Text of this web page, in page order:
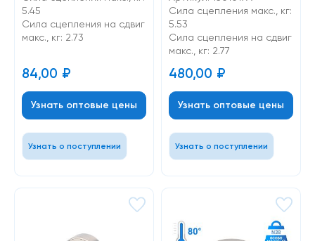
5.45
Cила сцепления на сдвиг
макс., кг: 2.73
84,00 ₽
Узнать оптовые цены
Узнать о поступлении
Сила сцепления макс., кг:
5.53
Cила сцепления на сдвиг
макс., кг: 2.77
480,00 ₽
Узнать оптовые цены
Узнать о поступлении